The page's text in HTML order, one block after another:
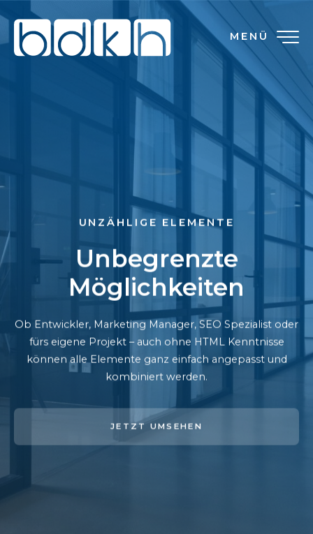
MENÜ
UNZÄHLIGE ELEMENTE
Unbegrenzte
Möglichkeiten
Ob Entwickler, Marketing Manager, SEO Spezialist oder
fürs eigene Projekt – auch ohne HTML Kenntnisse
können alle Elemente ganz einfach angepasst und
kombiniert werden.
JETZT UMSEHEN